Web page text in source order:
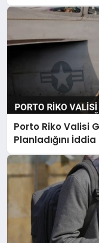
Porto Riko Valisi
Planladığını